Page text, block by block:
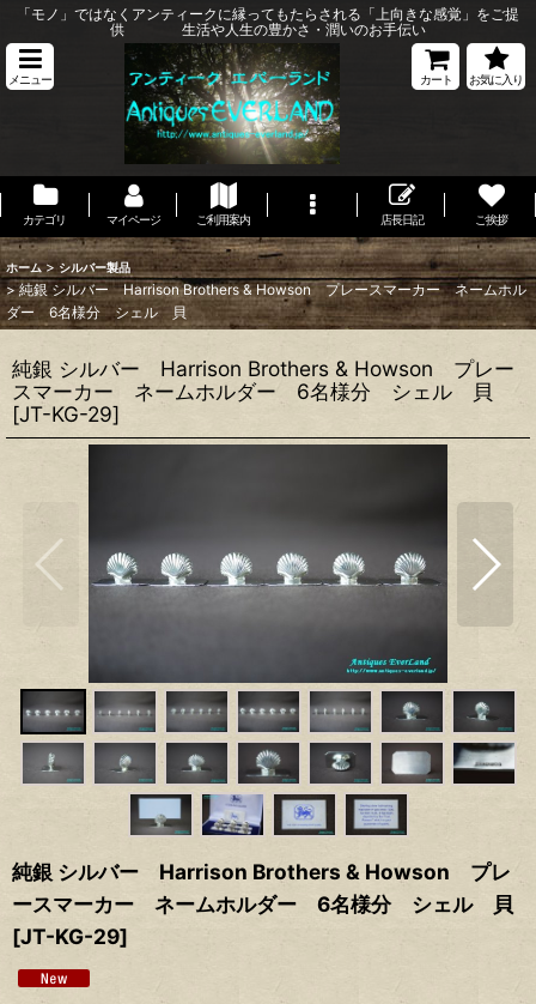
「モノ」ではなくアンティークに縁ってもたらされる「上向きな感覚」をご提
供 生活や人生の豊かさ・潤いのお手伝い
メニュー カート お気に入り
カテゴリ マイページ ご利用案内 店長日記 ご挨拶
ホーム > シルバー製品
> 純銀 シルバー Harrison Brothers & Howson プレースマーカー ネームホル
ダー 6名様分 シェル 貝
純銀 シルバー Harrison Brothers & Howson プレー
スマーカー ネームホルダー 6名様分 シェル 貝
[JT-KG-29]
純銀 シルバー Harrison Brothers & Howson プレ
ースマーカー ネームホルダー 6名様分 シェル 貝
[JT-KG-29]